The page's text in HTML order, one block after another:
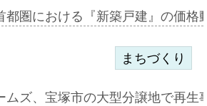
都圏における『新築戸建』の価
まちづくり
ムズ、宝塚市の大型分譲地で再